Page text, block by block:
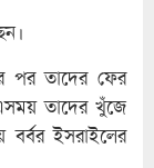
পর তাদের ফের
তাদের খুঁজে
বর্বর ইসরাইলের